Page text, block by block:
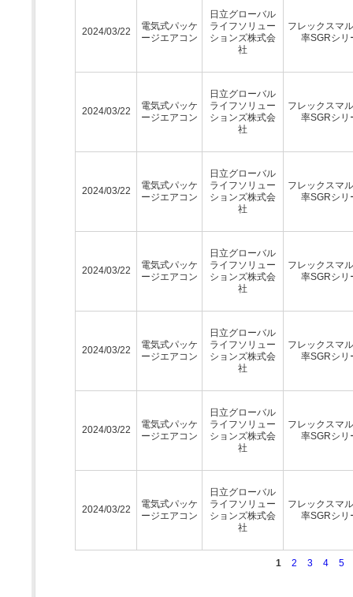
2024/03/22
電気式パッケ
ージエアコン
日立グローバル
ライフソリュー
ションズ株式会
社
フレックスマ
率SGRシリ
2024/03/22
電気式パッケ
ージエアコン
日立グローバル
ライフソリュー
ションズ株式会
社
フレックスマ
率SGRシリ
2024/03/22
電気式パッケ
ージエアコン
日立グローバル
ライフソリュー
ションズ株式会
社
フレックスマ
率SGRシリ
2024/03/22
電気式パッケ
ージエアコン
日立グローバル
ライフソリュー
ションズ株式会
社
フレックスマ
率SGRシリ
2024/03/22
電気式パッケ
ージエアコン
日立グローバル
ライフソリュー
ションズ株式会
社
フレックスマ
率SGRシリ
2024/03/22
電気式パッケ
ージエアコン
日立グローバル
ライフソリュー
ションズ株式会
社
フレックスマ
率SGRシリ
2024/03/22
電気式パッケ
ージエアコン
日立グローバル
ライフソリュー
ションズ株式会
社
フレックスマ
率SGRシリ
1 2 3 4 5